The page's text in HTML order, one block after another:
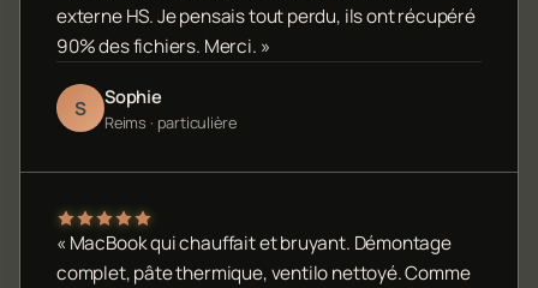
externe HS. Je pensais tout perdu, ils ont récupéré
90% des fichiers. Merci. »
S Sophie
Reims · particulière
« MacBook qui chauffait et bruyant. Démontage
complet, pâte thermique, ventilo nettoyé. Comme